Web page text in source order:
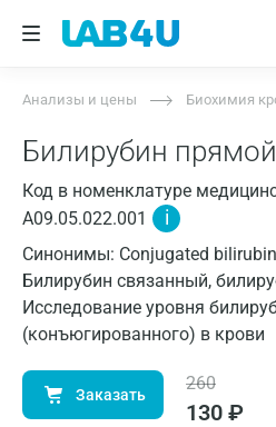
Анализы и цены Биохимия
Билирубин прямой
Код в номенклатуре
A09.05.022.001
i
Синонимы: Conjugated
Билирубин связанный,
Исследование уровня
(конъюгированного) в крови
Заказать
260
130 ₽